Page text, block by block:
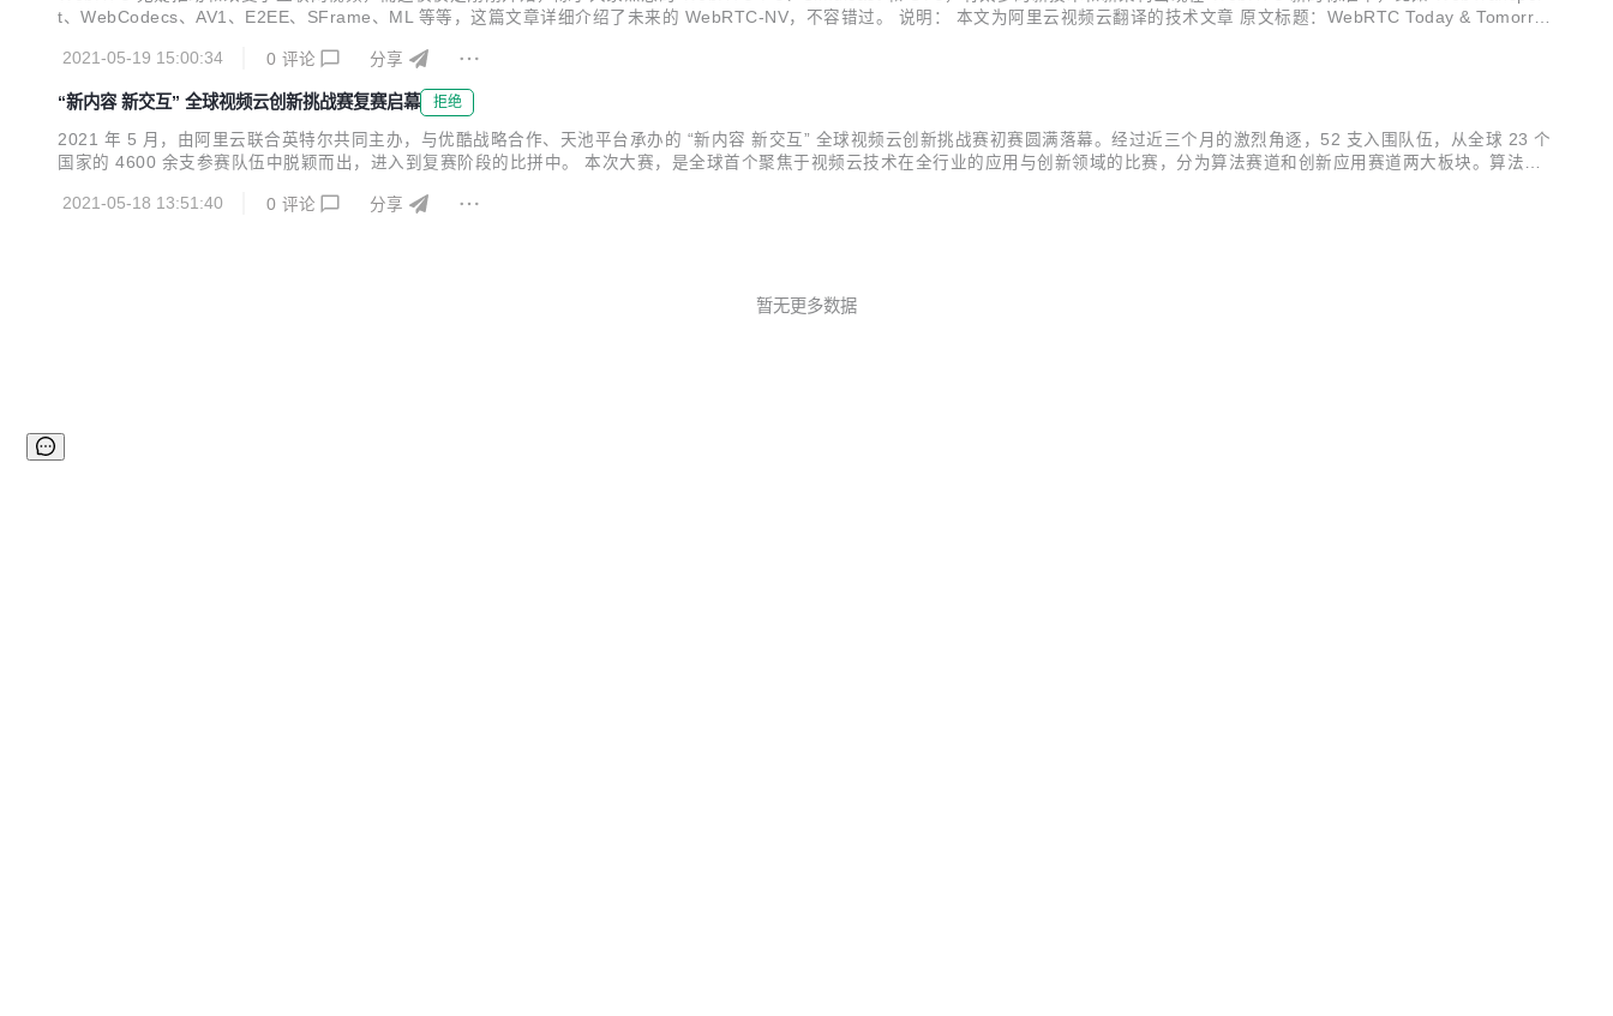
t、WebCodecs、AV1、E2EE、SFrame、ML 等等，这篇文章详细介绍了未来的 WebRTC-NV，不容错过。 说明： 本文为阿里云视频云翻译的技术文章 原文标题：WebRTC Today & Tomorro
2021-05-19 15:00:34
0 评论 分享
“新内容 新交互” 全球视频云创新挑战赛复赛启幕 拒绝
2021 年 5 月，由阿里云联合英特尔共同主办，与优酷战略合作、天池平台承办的 “新内容 新交互” 全球视频云创新挑战赛初赛圆满落幕。经过近三个月的激烈角逐，52 支入围队伍，从全球 23 个
国家的 4600 余支参赛队伍中脱颖而出，进入到复赛阶段的比拼中。 本次大赛，是全球首个聚焦于视频云技术在全行业的应用与创新领域的比赛，分为算法赛道和创新应用赛道两大板块。算法赛
场景。 业界大咖倾力加盟，视频云驱动下一代技术浪潮...
2021-05-18 13:51:40 0 评论 分享
暂无更多数据